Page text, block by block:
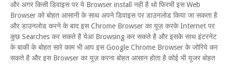
और अगर किसी डिवाइस पर ये Browser install नही है थो फिरभी इस Web
Browser को बोहत आसानी के साथ अपने डिवाइस पर डाउनलोड किया जा सकता है
और डाउनलोड करने के बाद इस Chrome Browser का यूज़ करके Internet पर
कुछ Searches कर सकते है येआ Browsing कर सकते है और इसके साथ इंटरनेट
के बाकी के बोहत सारे काम भी आप इस Google Chrome Browser के जोरिये कर
सकते है और इस Browser का यूज़ करना बोहत आसान होता है कोई भी यूजर बोहत